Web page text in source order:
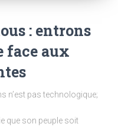
: entrons
face aux
n’est pas technologique;
que son peuple soit